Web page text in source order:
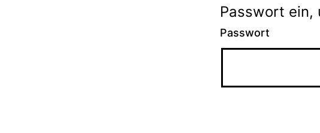
Passwort ein,
Passwort